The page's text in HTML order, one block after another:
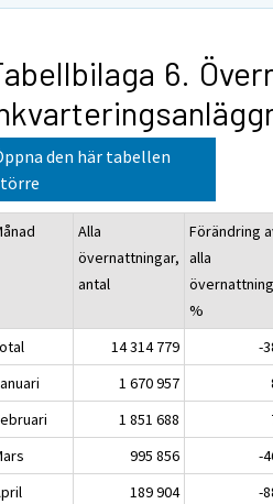
6.
den här tabellen
Alla
övernattningar,
antal
Förändring
alla
%
14 314 779 -
1 670 957
1 851 688
995 856 -
189 904 -